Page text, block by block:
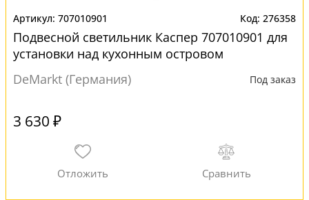
707010901 276358
Подвесной светильник Каспер 707010901 для
установки над кухонным островом
DeMarkt (Германия)
Под заказ
3 630 ₽